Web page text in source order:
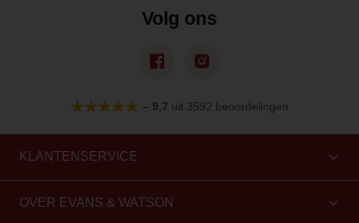
Volg ons
– 9,7 uit 3592 beoordelingen
KLANTENSERVICE
OVER EVANS & WATSON